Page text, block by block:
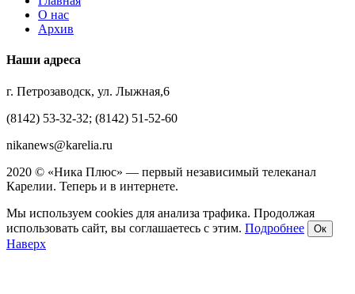
О нас
Архив
Наши адреса
г. Петрозаводск, ул. Лыжная,6
(8142) 53-32-32; (8142) 51-52-60
nikanews@karelia.ru
2020 © «Ника Плюс» — первый независимый телеканал
Карелии. Теперь и в интернете.
Мы используем cookies для анализа трафика. Продолжая
использовать сайт, вы соглашаетесь с этим. Подробнее Ок
Наверх